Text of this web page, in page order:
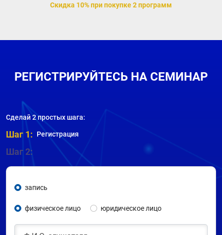
Скидка 10% при покупке 2 программ
РЕГИСТРИРУЙТЕСЬ НА СЕМИНАР
Сделай 2 простых шага:
Шаг 1: Регистрация
Шаг 2:
запись
физическое лицо юридическое лицо